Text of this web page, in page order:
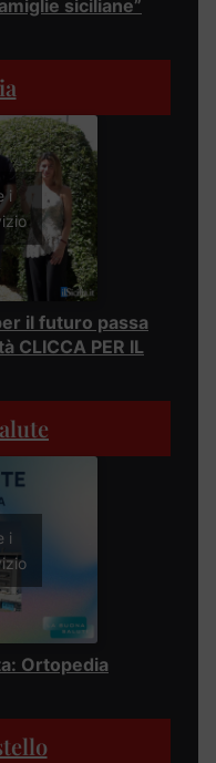
siciliane”
i
il futuro passa
CLICCA PER IL
i
Ortopedia